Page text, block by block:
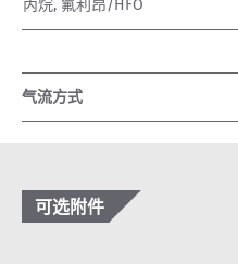
丙烷, 氟利昂/HFO
气流方式
可选附件